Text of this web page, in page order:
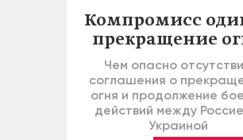
Компромисс
прекращение
Чем опасно
соглашения о
огня и продолжение
действий между
Украиной